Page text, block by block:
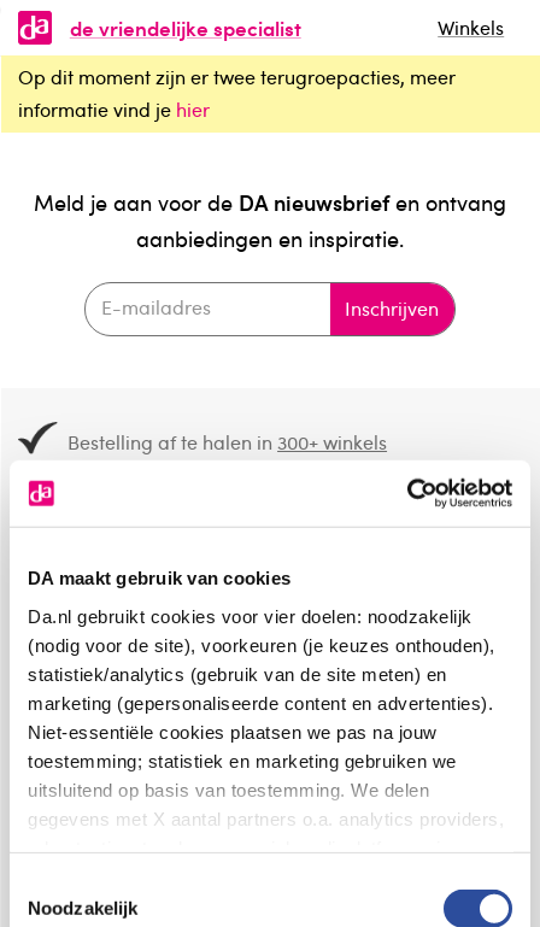
DA maakt gebruik van cookies
Da.nl gebruikt cookies voor vier doelen: noodzakelijk
(nodig voor de site), voorkeuren (je keuzes onthouden),
statistiek/analytics (gebruik van de site meten) en
marketing (gepersonaliseerde content en advertenties).
Niet-essentiële cookies plaatsen we pas na jouw
toestemming; statistiek en marketing gebruiken we
uitsluitend op basis van toestemming. We delen
gegevens met X aantal partners o.a. analytics providers,
en de bewaartermijnen per categorie. Je kunt je keuze op
Noodzakelijk
de vriendelijke specialist
Winkels
Op dit moment zijn er twee terugroepacties, meer
informatie vind je hier
Meld je aan voor de DA nieuwsbriefen ontvang
aanbiedingen en inspiratie.
Inschrijven
Bestelling af te halen in300+ winkels
8.6 uit4.106 reviews
Over DA
Klantenservice
Assortiment
VolgDAop: